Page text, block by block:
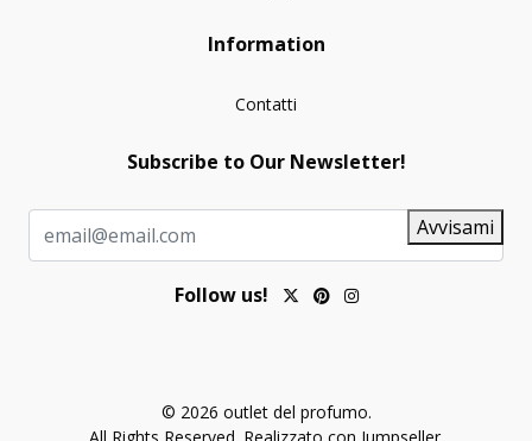
Information
Contatti
Subscribe to Our Newsletter!
Avvisami
Follow us!
© 2026 outlet del profumo.